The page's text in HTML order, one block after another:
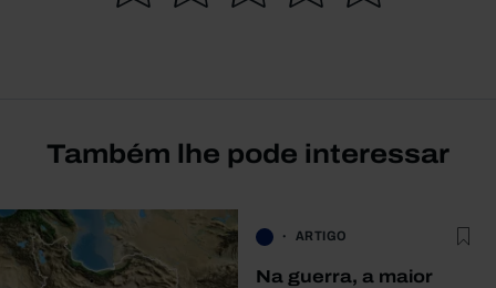
Também lhe pode interessar
ARTIGO
Na guerra, a maior